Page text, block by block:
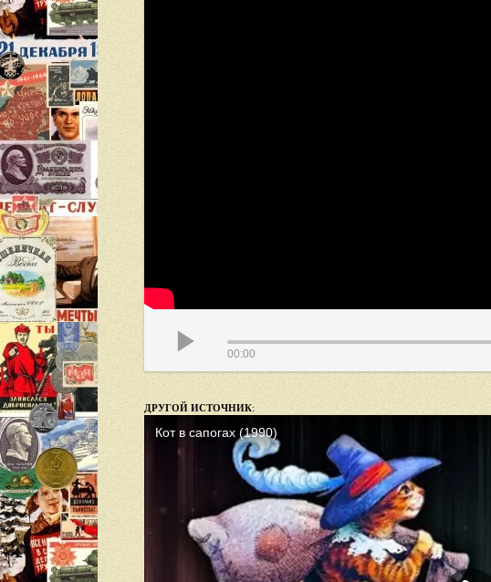
00:00
ДРУГОЙ ИСТОЧНИК: